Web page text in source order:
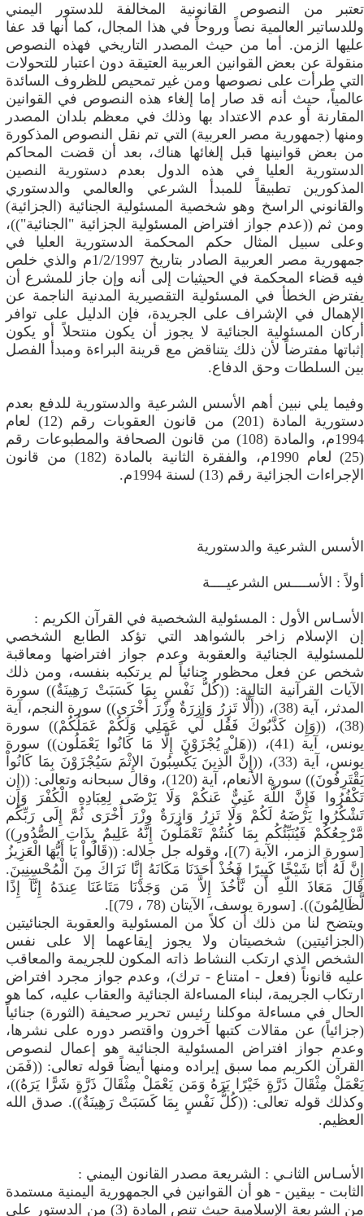
تعتبر من النصوص القانونية المخالفة للدستور اليمني
وللدساتير العالمية نصاً وروحاً في هذا المجال، كما أنها قد عفا
عليها الزمن. أما من حيث المصدر التاريخي فهذه النصوص
منقولة عن بعض القوانين العربية العتيقة دون اعتبار للتحولات
التي طرأت على نصوصها ومن غير تمحيص للظروف السائدة
عالمياً، حيث أنه قد صار إما إلغاء هذه النصوص في القوانين
المقارنة أو عدم الاعتداد بها وذلك في معظم بلدان المصدر
ومنها (جمهورية مصر العربية) التي تم نقل النصوص المذكورة
من بعض قوانينها قبل إلغائها هناك، بعد أن قضت المحاكم
الدستورية العليا في هذه الدول بعدم دستورية النصين
المذكورين تطبيقاً للمبدأ الشرعي والعالمي والدستوري
والقانوني الراسخ وهو شخصية المسئولية الجنائية (الجزائية)
ومن ثم ((عدم جواز افتراض المسئولية الجزائية "الجنائية"))،
وعلى سبيل المثال حكم المحكمة الدستورية العليا في
جمهورية مصر العربية الصادر بتاريخ 1/2/1997م والذي خلص
فيه قضاء المحكمة في الحيثيات إلى أنه وإن جاز للمشرع أن
يفترض الخطأ في المسئولية التقصيرية المدنية الناجمة عن
الإهمال في الإشراف على الجريدة، فإن الدليل على توافر
أركان المسئولية الجنائية لا يجوز أن يكون منتحلاً أو يكون
إثباتها مفترضاً لأن ذلك يتناقض مع قرينة البراءة ومبدأ الفصل
بين السلطات وحق الدفاع.
وفيما يلي نبين أهم الأسس الشرعية والدستورية للدفع بعدم
دستورية المادة (201) من قانون العقوبات رقم (12) لعام
1994م، والمادة (108) من قانون الصحافة والمطبوعات رقم
(25) لعام 1990م، والفقرة الثانية بالمادة (182) من قانون
الإجراءات الجزائية رقم (13) لسنة 1994م.
الأسس الشرعية والدستورية
أولاً : الأســــس الشرعيــــة
الأسـاس الأول : المسئولية الشخصية في القرآن الكريم :
إن الإسلام زاخر بالشواهد التي تؤكد الطابع الشخصي
للمسئولية الجنائية والعقوبة وعدم جواز افتراضها ومعاقبة
شخص عن فعل محظور جنائياً لم يرتكبه بنفسه، ومن ذلك
الآيات القرآنية التالية: ((كُلُّ نَفْسٍ بِمَا كَسَبَتْ رَهِينَةٌ)) سورة
المدثر، آية (38)، ((أَلَّا تَزِرُ وَازِرَةٌ وِزْرَ أُخْرَى)) سورة النجم، آية
(38)، ((وَإِن كَذَّبُوكَ فَقُل لِّي عَمَلِي وَلَكُمْ عَمَلُكُمْ)) سورة
يونس، آية (41)، ((هَلْ يُجْزَوْنَ إِلَّا مَا كَانُوا يَعْمَلُون)) سورة
يونس، آية (33)، ((إِنَّ الَّذِينَ يَكْسِبُونَ الإِثْمَ سَيُجْزَوْنَ بِمَا كَانُواْ
يَقْتَرِفُونَ)) سورة الأنعام، آية (120)، وقال سبحانه وتعالى: ((إِن
تَكْفُرُوا فَإِنَّ اللَّهَ غَنِيٌّ عَنكُمْ وَلَا يَرْضَى لِعِبَادِهِ الْكُفْرَ وَإِن
تَشْكُرُوا يَرْضَهُ لَكُمْ وَلَا تَزِرُ وَازِرَةٌ وِزْرَ أُخْرَى ثُمَّ إِلَى رَبِّكُم
مَّرْجِعُكُمْ فَيُنَبِّئُكُم بِمَا كُنتُمْ تَعْمَلُونَ إِنَّهُ عَلِيمٌ بِذَاتِ الصُّدُورِ))
[سورة الزمر، الآية (7)]، وقوله جل جلاله: ((قَالُواْ يَا أَيُّهَا الْعَزِيزُ
إِنَّ لَهُ أَبًا شَيْخًا كَبِيرًا فَخُذْ أَحَدَنَا مَكَانَهُ إِنَّا نَرَاكَ مِنَ الْمُحْسِنِينَ.
قَالَ مَعَاذَ اللّهِ أَن نَّأْخُذَ إِلاَّ مَن وَجَدْنَا مَتَاعَنَا عِندَهُ إِنَّآ إِذًا
لَّظَالِمُونَ)). [سورة يوسف، الآيتان (78 ، 79)].
ويتضح لنا من ذلك أن كلاً من المسئولية والعقوبة الجنائيتين
(الجزائيتين) شخصيتان ولا يجوز إيقاعهما إلا على نفس
الشخص الذي ارتكب النشاط ذاته المكون للجريمة والمعاقب
عليه قانوناً (فعل - امتناع - ترك)، وعدم جواز مجرد افتراض
ارتكاب الجريمة، لبناء المساءلة الجنائية والعقاب عليه، كما هو
الحال في مساءلة موكلنا رئيس تحرير صحيفة (الثورة) جنائياً
(جزائياً) عن مقالات كتبها آخرون واقتصر دوره على نشرها،
وعدم جواز افتراض المسئولية الجنائية هو إعمال لنصوص
القرآن الكريم مما سبق إيراده ومنها أيضاً قوله تعالى: ((فَمَن
يَعْمَلْ مِثْقَالَ ذَرَّةٍ خَيْرًا يَرَهُ وَمَن يَعْمَلْ مِثْقَالَ ذَرَّةٍ شَرًّا يَرَهُ))،
وكذلك قوله تعالى: ((كُلُّ نَفْسٍ بِمَا كَسَبَتْ رَهِينَةٌ)). صدق الله
العظيم.
الأسـاس الثانـي : الشريعة مصدر القانون اليمني :
الثابت - بيقين - هو أن القوانين في الجمهورية اليمنية مستمدة
من الشريعة الإسلامية حيث تنص المادة (3) من الدستور على